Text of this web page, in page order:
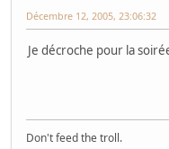
Décembre 12, 2005, 23:06:32
Je décroche pour la
Don't feed the troll.